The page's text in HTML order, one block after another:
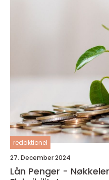
redaktionel
27. December 2024
Lån Penger -